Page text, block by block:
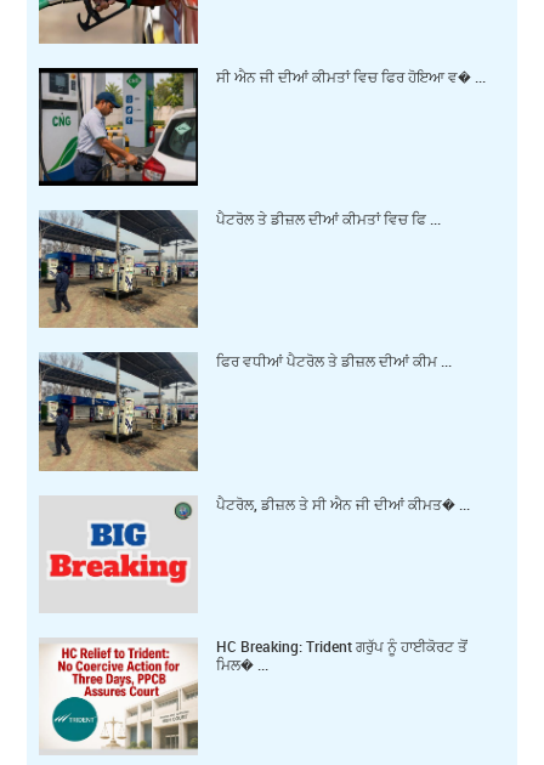
ਸੀ ਐਨ ਜੀ ਦੀਆਂ ਕੀਮਤਾਂ ਵਿਚ ਫਿਰ ਹੋਇਆ ਵ� ...
ਪੈਟਰੋਲ ਤੇ ਡੀਜ਼ਲ ਦੀਆਂ ਕੀਮਤਾਂ ਵਿਚ ਫਿ ...
ਫਿਰ ਵਧੀਆਂ ਪੈਟਰੋਲ ਤੇ ਡੀਜ਼ਲ ਦੀਆਂ ਕੀਮ ...
ਪੈਟਰੋਲ, ਡੀਜ਼ਲ ਤੇ ਸੀ ਐਨ ਜੀ ਦੀਆਂ ਕੀਮਤ� ...
HC Breaking: Trident ਗਰੁੱਪ ਨੂੰ ਹਾਈਕੋਰਟ ਤੋਂ
ਮਿਲ� ...